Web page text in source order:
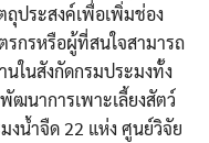
ประสงค์เพื่อเพิ่มช่อง
กรหรือผู้ที่สนใจสามารถ
ในสังกัดกรมประมงทั้ง
ฒนาการเพาะเลี้ยงสัตว์
น้ำจืด 22 แห่ง ศูนย์วิจัย